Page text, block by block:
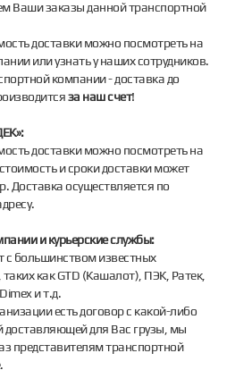
Ваши заказы данной транспортной
доставки можно посмотреть на
или узнать у наших сотрудников.
компании - доставка до
за наш счет!
доставки можно посмотреть на
и сроки доставки может
Доставка осуществляется по
и курьерские службы:
большинством известных
как GTD (Кашалот), ПЭК, Ратек,
и т.д.
есть договор с какой-либо
доставляющей для Вас грузы, мы
представителям транспортной